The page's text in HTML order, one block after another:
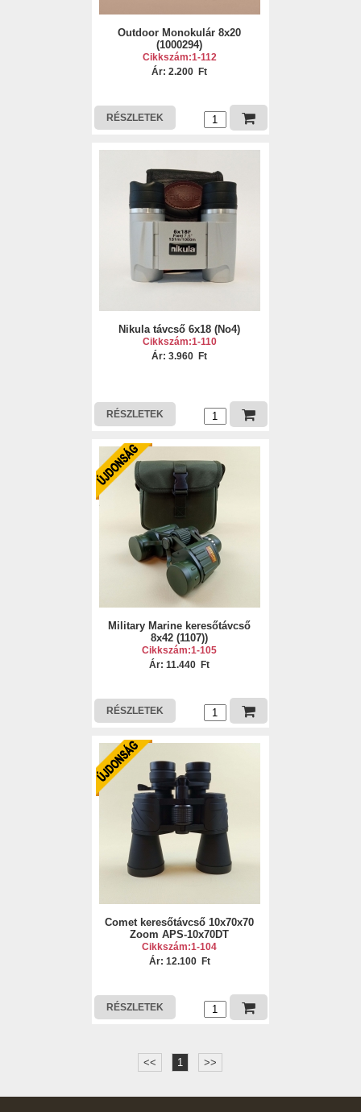
Outdoor Monokulár 8x20
(1000294)
Cikkszám:1-112
Ár: 2.200 Ft
RÉSZLETEK
Nikula távcső 6x18 (No4)
Cikkszám:1-110
Ár: 3.960 Ft
RÉSZLETEK
Military Marine keresőtávcső
8x42 (1107))
Cikkszám:1-105
Ár: 11.440 Ft
RÉSZLETEK
Comet keresőtávcső 10x70x70
Zoom APS-10x70DT
Cikkszám:1-104
Ár: 12.100 Ft
RÉSZLETEK
<< 1 >>